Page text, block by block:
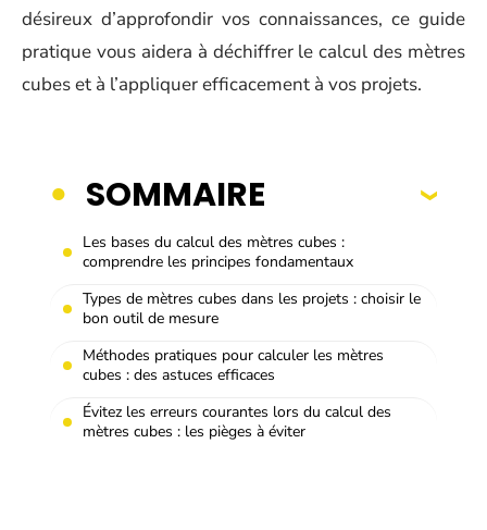
désireux d’approfondir vos connaissances, ce guide
pratique vous aidera à déchiffrer le calcul des mètres
cubes et à l’appliquer efficacement à vos projets.
SOMMAIRE
Les bases du calcul des mètres cubes :
comprendre les principes fondamentaux
Types de mètres cubes dans les projets : choisir le
bon outil de mesure
Méthodes pratiques pour calculer les mètres
cubes : des astuces efficaces
Évitez les erreurs courantes lors du calcul des
mètres cubes : les pièges à éviter